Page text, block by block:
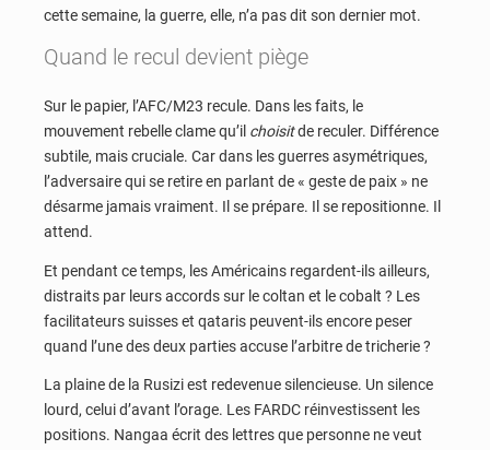
cette semaine, la guerre, elle, n’a pas dit son dernier mot.
Quand le recul devient piège
Sur le papier, l’AFC/M23 recule. Dans les faits, le
mouvement rebelle clame qu’il choisitde reculer. Différence
subtile, mais cruciale. Car dans les guerres asymétriques,
l’adversaire qui se retire en parlant de « geste de paix » ne
désarme jamais vraiment. Il se prépare. Il se repositionne. Il
attend.
Et pendant ce temps, les Américains regardent-ils ailleurs,
distraits par leurs accords sur le coltan et le cobalt ? Les
facilitateurs suisses et qataris peuvent-ils encore peser
quand l’une des deux parties accuse l’arbitre de tricherie ?
La plaine de la Rusizi est redevenue silencieuse. Un silence
lourd, celui d’avant l’orage. Les FARDC réinvestissent les
positions. Nangaa écrit des lettres que personne ne veut